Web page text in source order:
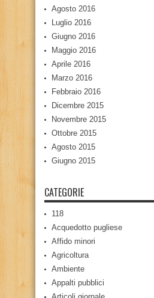
Agosto 2016
Luglio 2016
Giugno 2016
Maggio 2016
Aprile 2016
Marzo 2016
Febbraio 2016
Dicembre 2015
Novembre 2015
Ottobre 2015
Agosto 2015
Giugno 2015
CATEGORIE
118
Acquedotto pugliese
Affido minori
Agricoltura
Ambiente
Appalti pubblici